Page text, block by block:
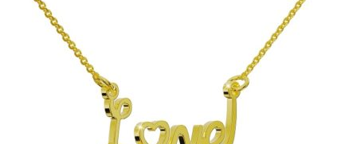
Twin Rings
Zásnubné prstne z kolekcie Twin Rings.
Svadobné obrúčky